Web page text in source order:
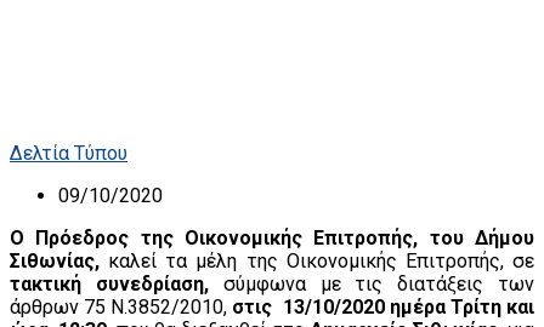
Δελτία Τύπου
09/10/2020
Ο Πρόεδρος της Οικονομικής Επιτροπής, του Δήμου
Σιθωνίας, καλεί τα μέλη της Οικονομικής Επιτροπής, σε
τακτική συνεδρίαση,σύμφωνα με τις διατάξεις των
άρθρων 75 Ν.3852/2010, στις 13/10/2020 ημέρα Τρίτη και